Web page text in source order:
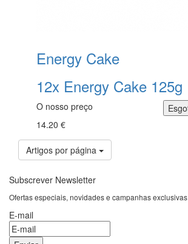
Energy Cake
12x Energy Cake 125g
O nosso preço
14.20 €
Artigos por página
Subscrever Newsletter
Ofertas especiais, novidades e campanhas exclusivas
E-mail